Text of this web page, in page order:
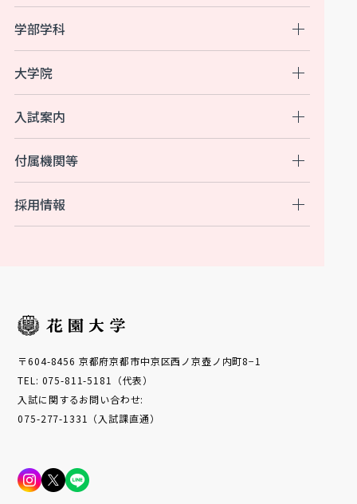
入試案内
付属機関等
学部学科
大学院
採用情報
〒604-8456 京都府京都市中京区西ノ京壺ノ内町8−1
TEL: 075-811-5181（代表）
入試に関するお問い合わせ:
075-277-1331（入試課直通）